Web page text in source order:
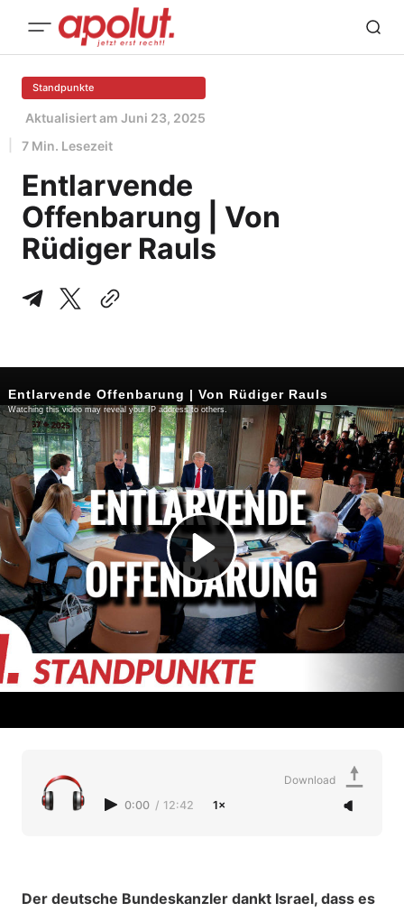
Standpunkte
Aktualisiert am Juni 23, 2025
7 Min. Lesezeit
Entlarvende
Offenbarung | Von
Rüdiger Rauls
0:00 / 12:42 1×
Download
Der deutsche Bundeskanzler dankt Israel, dass es